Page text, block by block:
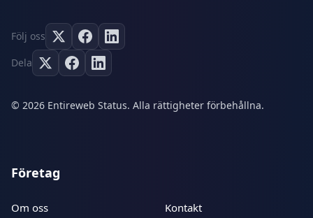
Följ oss
Dela
© 2026 Entireweb Status. Alla rättigheter förbehållna.
Företag
Om oss Kontakt